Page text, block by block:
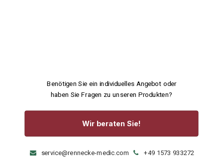
Benötigen Sie ein individuelles Angebot oder
haben Sie Fragen zu unseren Produkten?
Wir beraten Sie!
service@rennecke-medic.com +49 1573 933272